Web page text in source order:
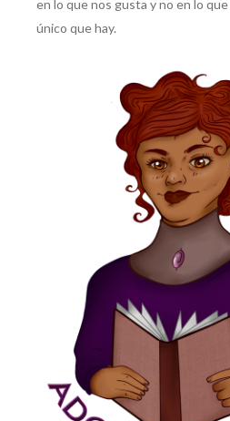
en lo que nos gusta y no en lo
único que hay.